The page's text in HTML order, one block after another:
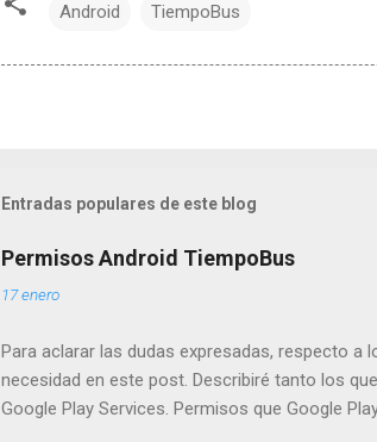
Android TiempoBus
Entradas populares de este blog
Permisos Android TiempoBus
17 enero
Para aclarar las dudas expresadas, respecto a
necesidad en este post. Describiré tanto los
Google Play Services. Permisos que Google